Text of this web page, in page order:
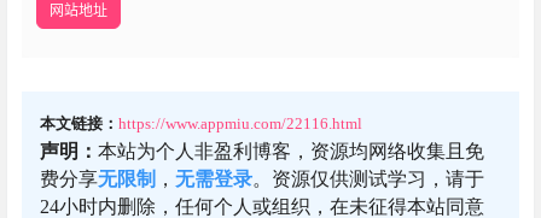
网站地址
本文链接： https://www.appmiu.com/22116.html
声明： 本站为个人非盈利博客，资源均网络收集且免
费分享无限制 ， 无需登录。资源仅供测试学习，请于
24小时内删除，任何个人或组织，在未征得本站同意